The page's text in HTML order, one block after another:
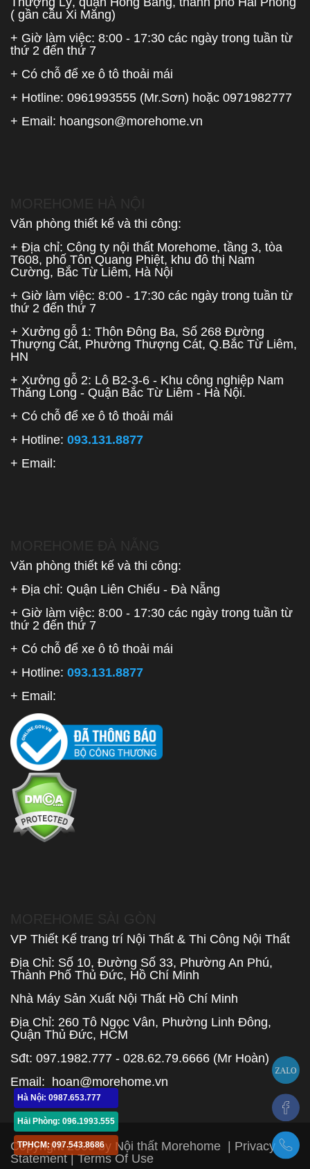
Hà Nội: 0987.653.777
Hải Phòng: 096.1993.555
TPHCM: 097.543.8686
( gần cầu Xi Măng)
+ Giờ làm việc: 8:00 - 17:30 các ngày trong tuần từ
thứ 2 đến thứ 7
+ Có chỗ để xe ô tô thoải mái
+ Hotline: 0961993555 (Mr.Sơn) hoặc 0971982777
+ Email: hoangson@morehome.vn
Văn phòng thiết kế và thi công:
+ Địa chỉ: Công ty nội thất Morehome, tầng 3, tòa
T608, phố Tôn Quang Phiệt, khu đô thị Nam
Cường, Bắc Từ Liêm, Hà Nội
+ Giờ làm việc: 8:00 - 17:30 các ngày trong tuần từ
thứ 2 đến thứ 7
+ Xưởng gỗ 1: Thôn Đông Ba, Số 268 Đường
Thượng Cát, Phường Thượng Cát, Q.Bắc Từ Liêm,
HN
+ Xưởng gỗ 2: Lô B2-3-6 - Khu công nghiệp Nam
Thăng Long - Quận Bắc Từ Liêm - Hà Nội.
+ Có chỗ để xe ô tô thoải mái
+ Hotline: 093.131.8877
+ Email:
Văn phòng thiết kế và thi công:
+ Địa chỉ: Quận Liên Chiểu - Đà Nẵng
+ Giờ làm việc: 8:00 - 17:30 các ngày trong tuần từ
thứ 2 đến thứ 7
+ Có chỗ để xe ô tô thoải mái
+ Hotline: 093.131.8877
+ Email:
VP Thiết Kế trang trí Nội Thất & Thi Công Nội Thất
Địa Chỉ: Số 10, Đường Số 33, Phường An Phú,
Thành Phố Thủ Đức, Hồ Chí Minh
Nhà Máy Sản Xuất Nội Thất Hồ Chí Minh
Địa Chỉ: 260 Tô Ngọc Vân, Phường Linh Đông,
Quận Thủ Đức, HCM
Sđt: 097.1982.777 - 028.62.79.6666 (Mr Hoàn)
Email: hoan@morehome.vn
Copyright 2009 by Nội thất Morehome
Privacy
Statement | Terms Of Use